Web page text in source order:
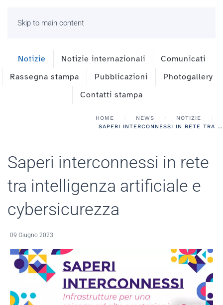
Skip to main content
Notizie Notizie internazionali
Comunicati
Rassegna stampa
Pubblicazioni
Photogallery
Contatti stampa
HOME NEWS
NOTIZIE
SAPERI INTERCONNESSI IN RETE TRA INTELLIGENZA ARTIFICIALE E CYBERSICUREZZA
Saperi interconnessi in rete
tra intelligenza artificiale e
cybersicurezza
09 Giugno 2023